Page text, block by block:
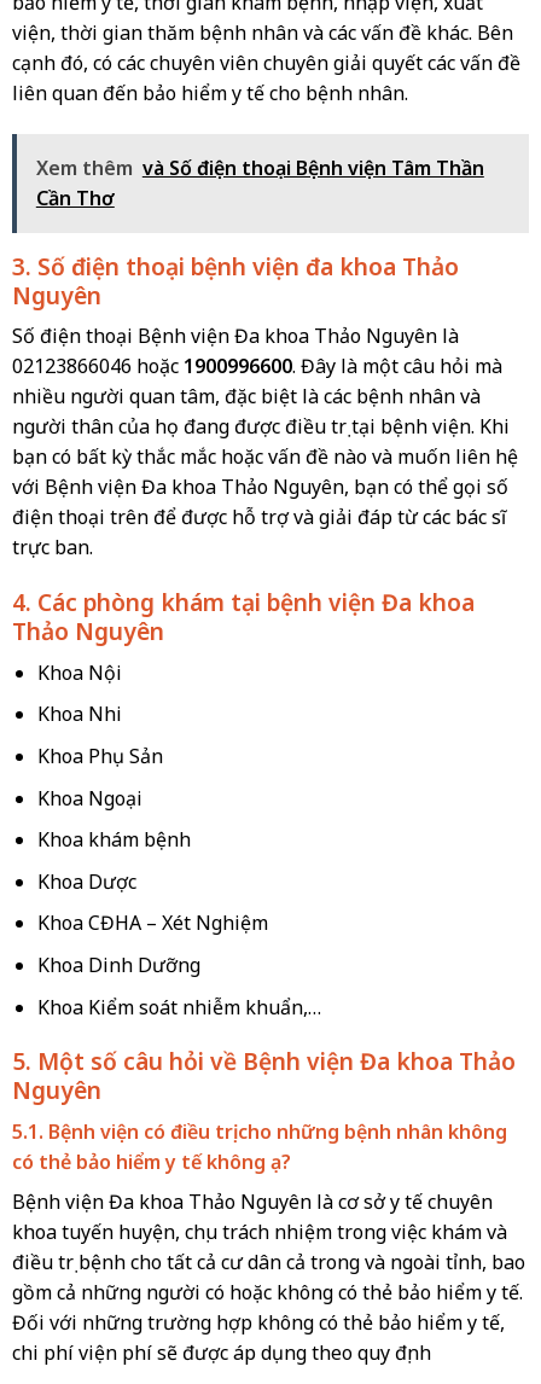
viện, thời gian thăm bệnh nhân và các vấn đề khác. Bên
cạnh đó, có các chuyên viên chuyên giải quyết các vấn đề
liên quan đến bảo hiểm y tế cho bệnh nhân.
Xem thêm và Số điện thoại Bệnh viện Tâm Thần
Cần Thơ
3. Số điện thoại bệnh viện đa khoa Thảo
Nguyên
Số điện thoại Bệnh viện Đa khoa Thảo Nguyên là
02123866046 hoặc 1900996600. Đây là một câu hỏi mà
nhiều người quan tâm, đặc biệt là các bệnh nhân và
người thân của họ đang được điều trị tại bệnh viện. Khi
bạn có bất kỳ thắc mắc hoặc vấn đề nào và muốn liên hệ
với Bệnh viện Đa khoa Thảo Nguyên, bạn có thể gọi số
điện thoại trên để được hỗ trợ và giải đáp từ các bác sĩ
trực ban.
4. Các phòng khám tại bệnh viện Đa khoa
Thảo Nguyên
Khoa Nội
Khoa Nhi
Khoa Phụ Sản
Khoa Ngoại
Khoa khám bệnh
Khoa Dược
Khoa CĐHA – Xét Nghiệm
Khoa Dinh Dưỡng
Khoa Kiểm soát nhiễm khuẩn,…
5. Một số câu hỏi về Bệnh viện Đa khoa Thảo
Nguyên
5.1. Bệnh viện có điều trị cho những bệnh nhân không
có thẻ bảo hiểm y tế không ạ?
Bệnh viện Đa khoa Thảo Nguyên là cơ sở y tế chuyên
khoa tuyến huyện, chịu trách nhiệm trong việc khám và
điều trị bệnh cho tất cả cư dân cả trong và ngoài tỉnh, bao
gồm cả những người có hoặc không có thẻ bảo hiểm y tế.
Đối với những trường hợp không có thẻ bảo hiểm y tế,
chi phí viện phí sẽ được áp dụng theo quy định